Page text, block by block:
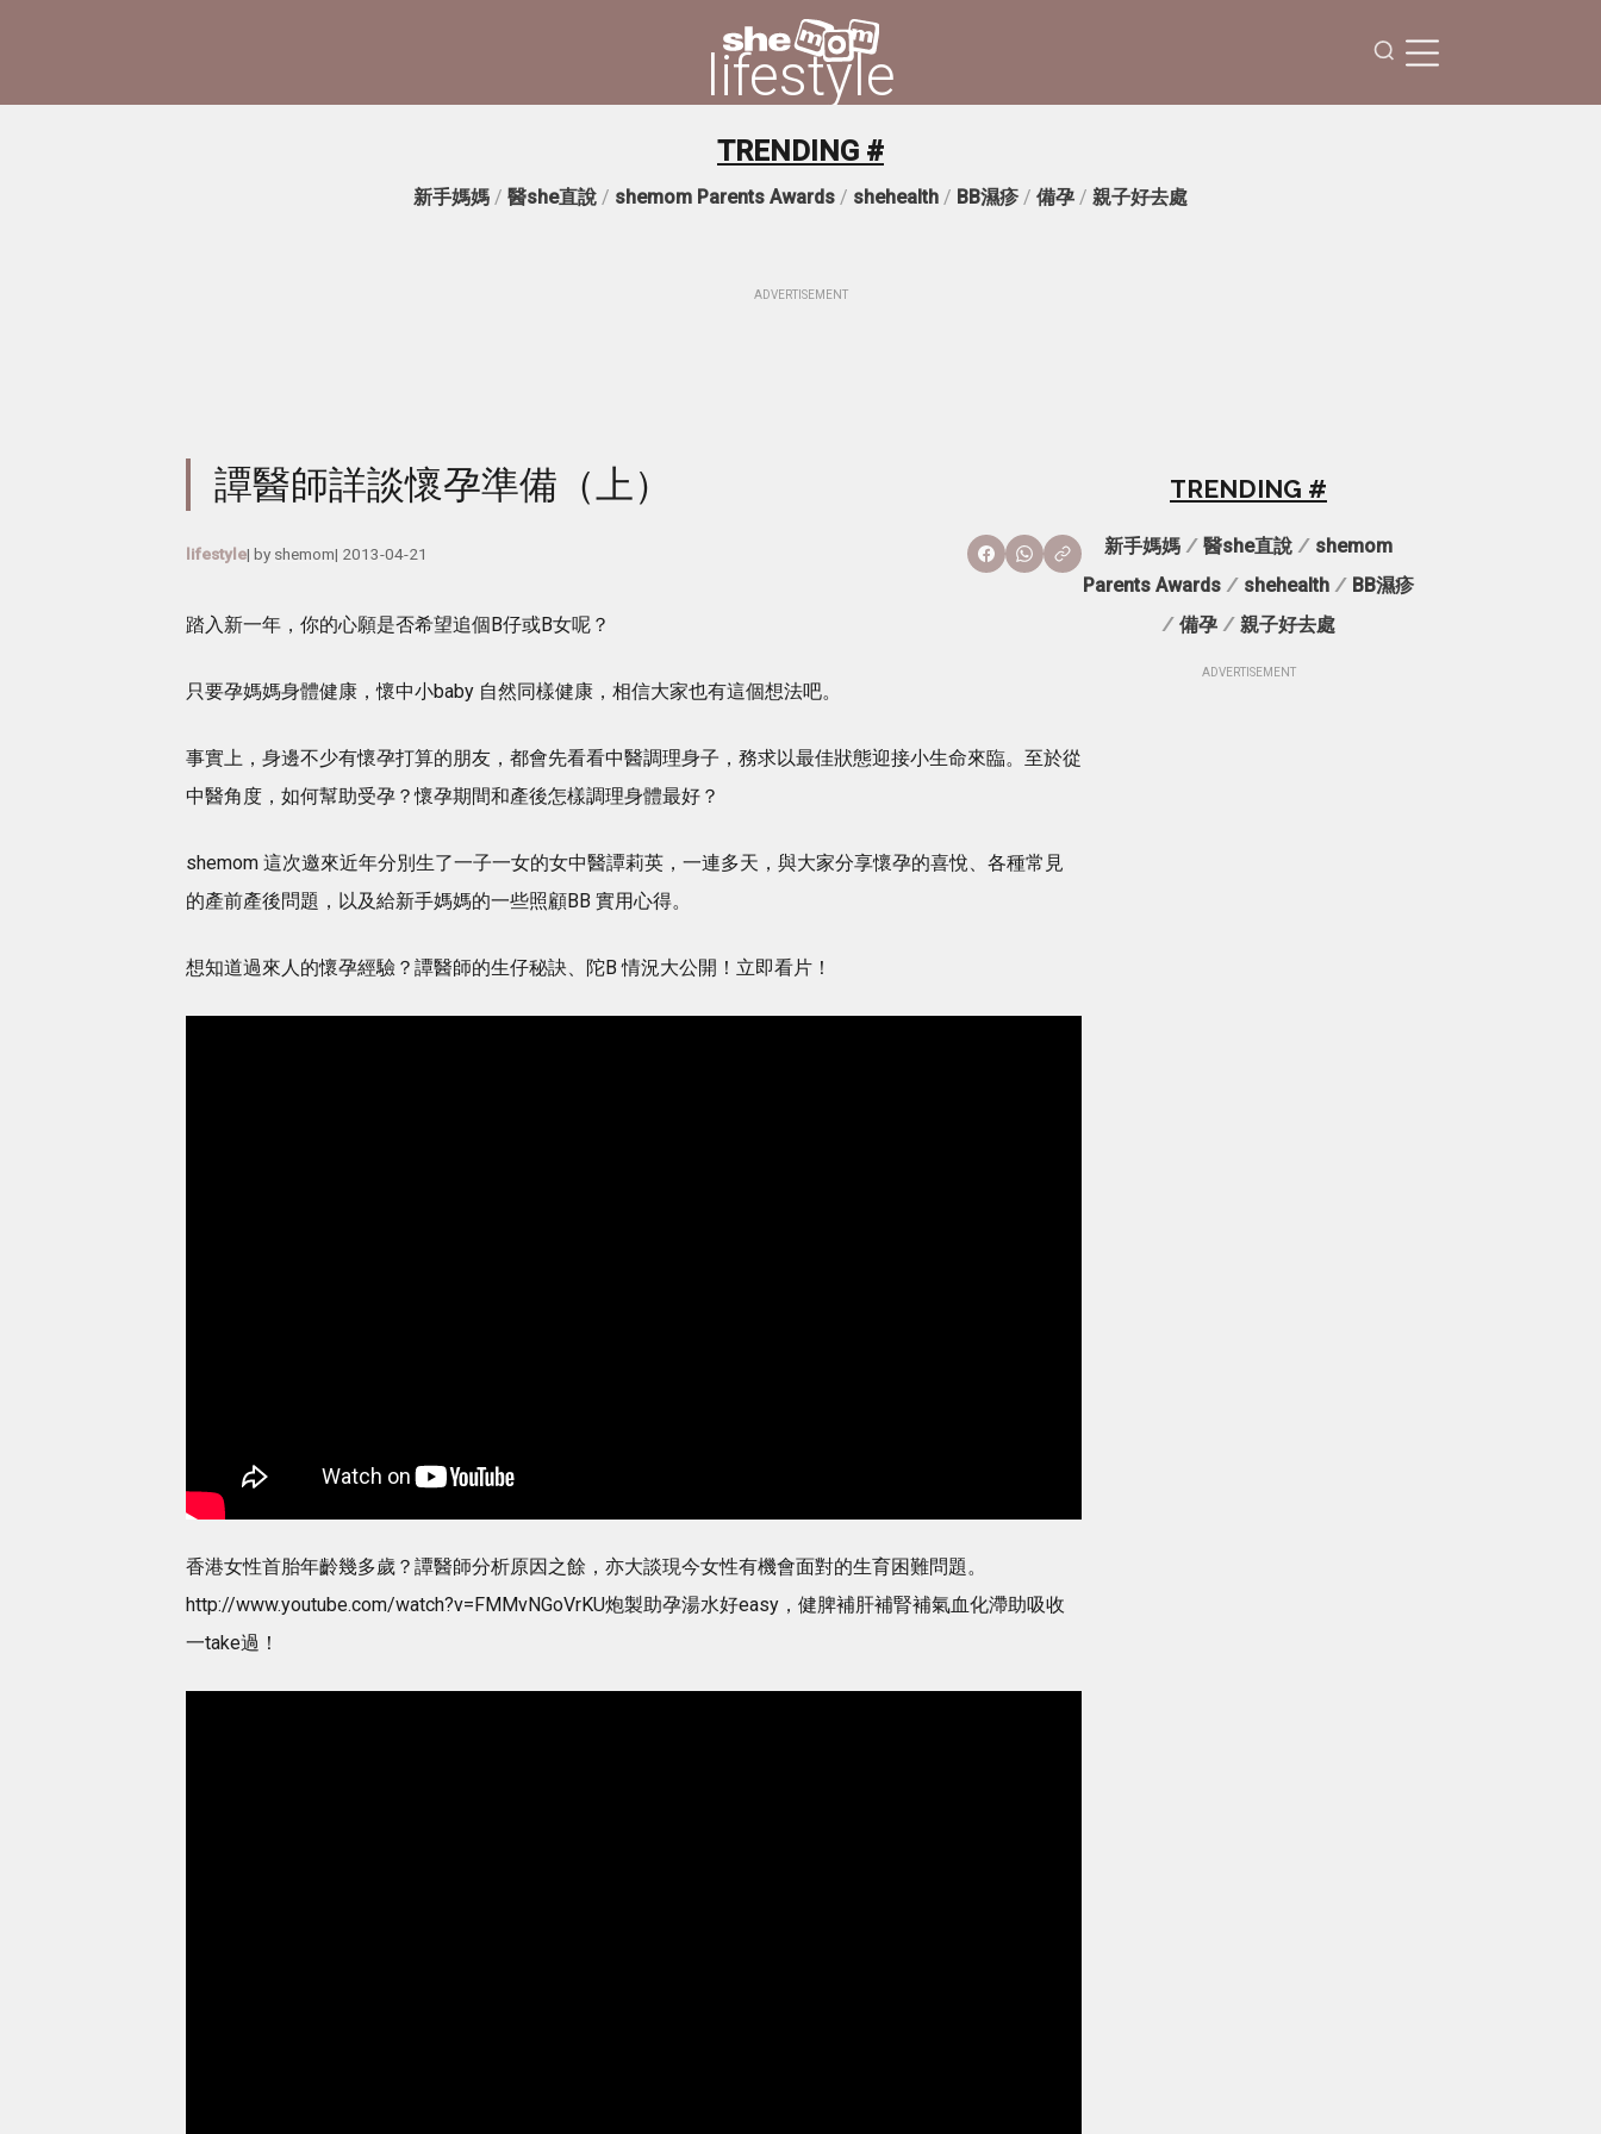
lifestyle
TRENDING #
新手媽媽 / 醫she直說 / shemom Parents Awards / shehealth / BB濕疹 / 備孕 / 親子好去處
ADVERTISEMENT
譚醫師詳談懷孕準備（上）
lifestyle| by shemom| 2013-04-21
踏入新一年，你的心願是否希望追個B仔或B女呢？
只要孕媽媽身體健康，懷中小baby 自然同樣健康，相信大家也有這個想法吧。
事實上，身邊不少有懷孕打算的朋友，都會先看看中醫調理身子，務求以最佳狀態迎接小生命來臨。至於從
中醫角度，如何幫助受孕？懷孕期間和產後怎樣調理身體最好？
shemom 這次邀來近年分別生了一子一女的女中醫譚莉英，一連多天，與大家分享懷孕的喜悅、各種常見
的產前產後問題，以及給新手媽媽的一些照顧BB 實用心得。
想知道過來人的懷孕經驗？譚醫師的生仔秘訣、陀B 情況大公開！立即看片！
香港女性首胎年齡幾多歲？譚醫師分析原因之餘，亦大談現今女性有機會面對的生育困難問題。
http://www.youtube.com/watch?v=FMMvNGoVrKU炮製助孕湯水好easy，健脾補肝補腎補氣血化滯助吸收
一take過！
TRENDING #
新手媽媽 / 醫she直說 / shemom
Parents Awards / shehealth / BB濕疹
/ 備孕 / 親子好去處
ADVERTISEMENT